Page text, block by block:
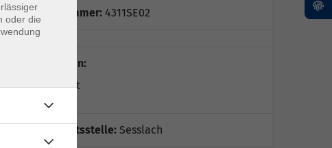
Kursnummer: 4311SE02
Dozent*in:
Fachkraft
Geschäftsstelle: Sesslach
oder die